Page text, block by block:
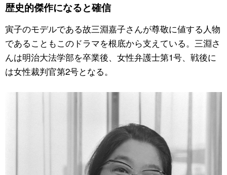
歴史的傑作になると確信
寅子のモデルである故三淵嘉子さんが尊敬に値する人物
であることもこのドラマを根底から支えている。三淵さ
んは明治大法学部を卒業後、女性弁護士第1号、戦後に
は女性裁判官第2号となる。